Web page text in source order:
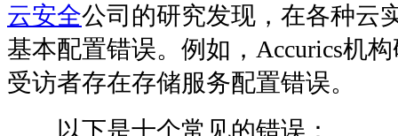
云安全公司的研究发现，在各种云
基本配置错误。例如，Accurics机
受访者存在存储服务配置错误。
以下是十个常见的错误：